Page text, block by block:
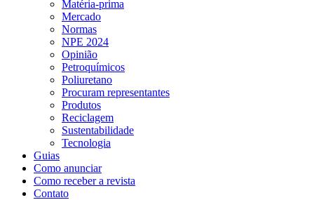
Matéria-prima
Mercado
Normas
NPE 2024
Opinião
Petroquímicos
Poliuretano
Procuram representantes
Produtos
Reciclagem
Sustentabilidade
Tecnologia
Guias
Como anunciar
Como receber a revista
Contato